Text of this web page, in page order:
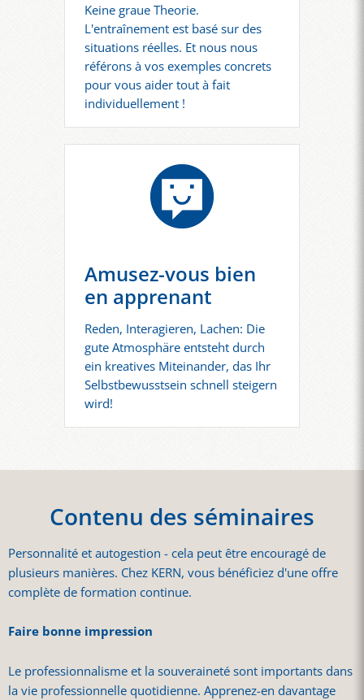
Keine graue Theorie.
L'entraînement est basé sur des
situations réelles. Et nous nous
référons à vos exemples concrets
pour vous aider tout à fait
individuellement !
Amusez-vous bien
en apprenant
Reden, Interagieren, Lachen: Die
gute Atmosphäre entsteht durch
ein kreatives Miteinander, das Ihr
Selbstbewusstsein schnell steigern
wird!
Contenu des séminaires
Personnalité et autogestion - cela peut être encouragé de
plusieurs manières. Chez KERN, vous bénéficiez d'une offre
complète de formation continue.
Faire bonne impression
Le professionnalisme et la souveraineté sont importants dans
la vie professionnelle quotidienne. Apprenez-en davantage